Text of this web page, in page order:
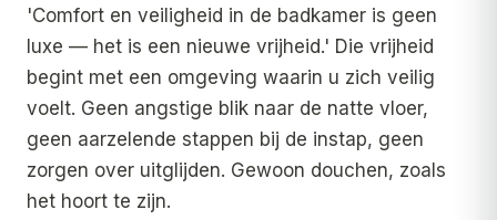
'Comfort en veiligheid in de badkamer is geen
luxe — het is een nieuwe vrijheid.' Die vrijheid
begint met een omgeving waarin u zich veilig
voelt. Geen angstige blik naar de natte vloer,
geen aarzelende stappen bij de instap, geen
zorgen over uitglijden. Gewoon douchen, zoals
het hoort te zijn.